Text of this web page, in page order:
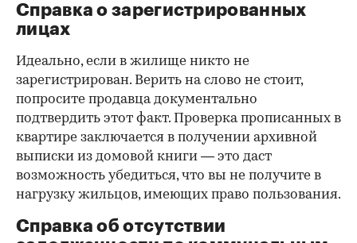
Справка о зарегистрированных
лицах
Идеально, если в жилище никто не
зарегистрирован. Верить на слово не стоит,
попросите продавца документально
подтвердить этот факт. Проверка прописанных в
квартире заключается в получении архивной
выписки из домовой книги — это даст
возможность убедиться, что вы не получите в
нагрузку жильцов, имеющих право пользования.
Справка об отсутствии